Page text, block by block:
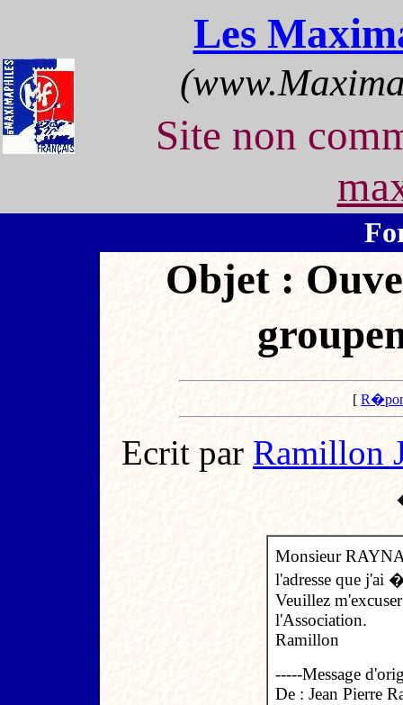
Les
Site non
Objet :
[
Ecrit par Ramillon
Monsieur
l'adresse que j'ai
Veuillez
l'Association.
Ramillon
-----Message
De : Jean Pierre